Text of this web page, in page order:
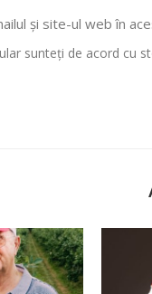
și site-ul web în
sunteți de acord cu